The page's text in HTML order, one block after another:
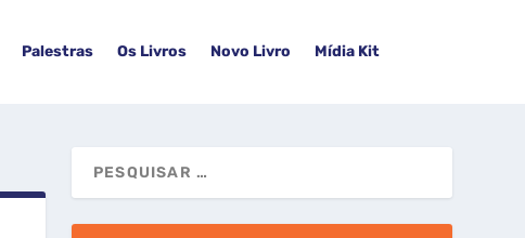
Palestras Os Livros Novo Livro Mídia Kit